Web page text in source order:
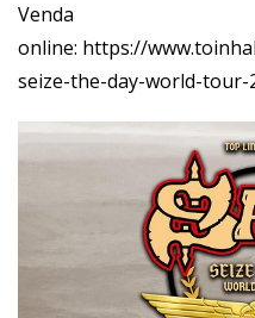
Venda
online: https://
seize-the-day-world-tour-